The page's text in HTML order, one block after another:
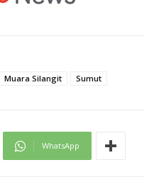
Muara Silangit Sumut
WhatsApp